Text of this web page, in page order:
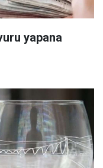
yapana